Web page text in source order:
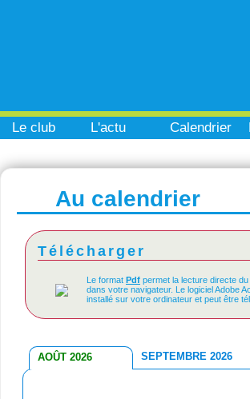
Le club L'actu Calendrier
Au calendrier
Télécharger
Le format Pdf permet la lecture directe
dans votre navigateur. Le logiciel Adobe
installé sur votre ordinateur et peut être
AOÛT 2026 SEPTEMBRE 2026